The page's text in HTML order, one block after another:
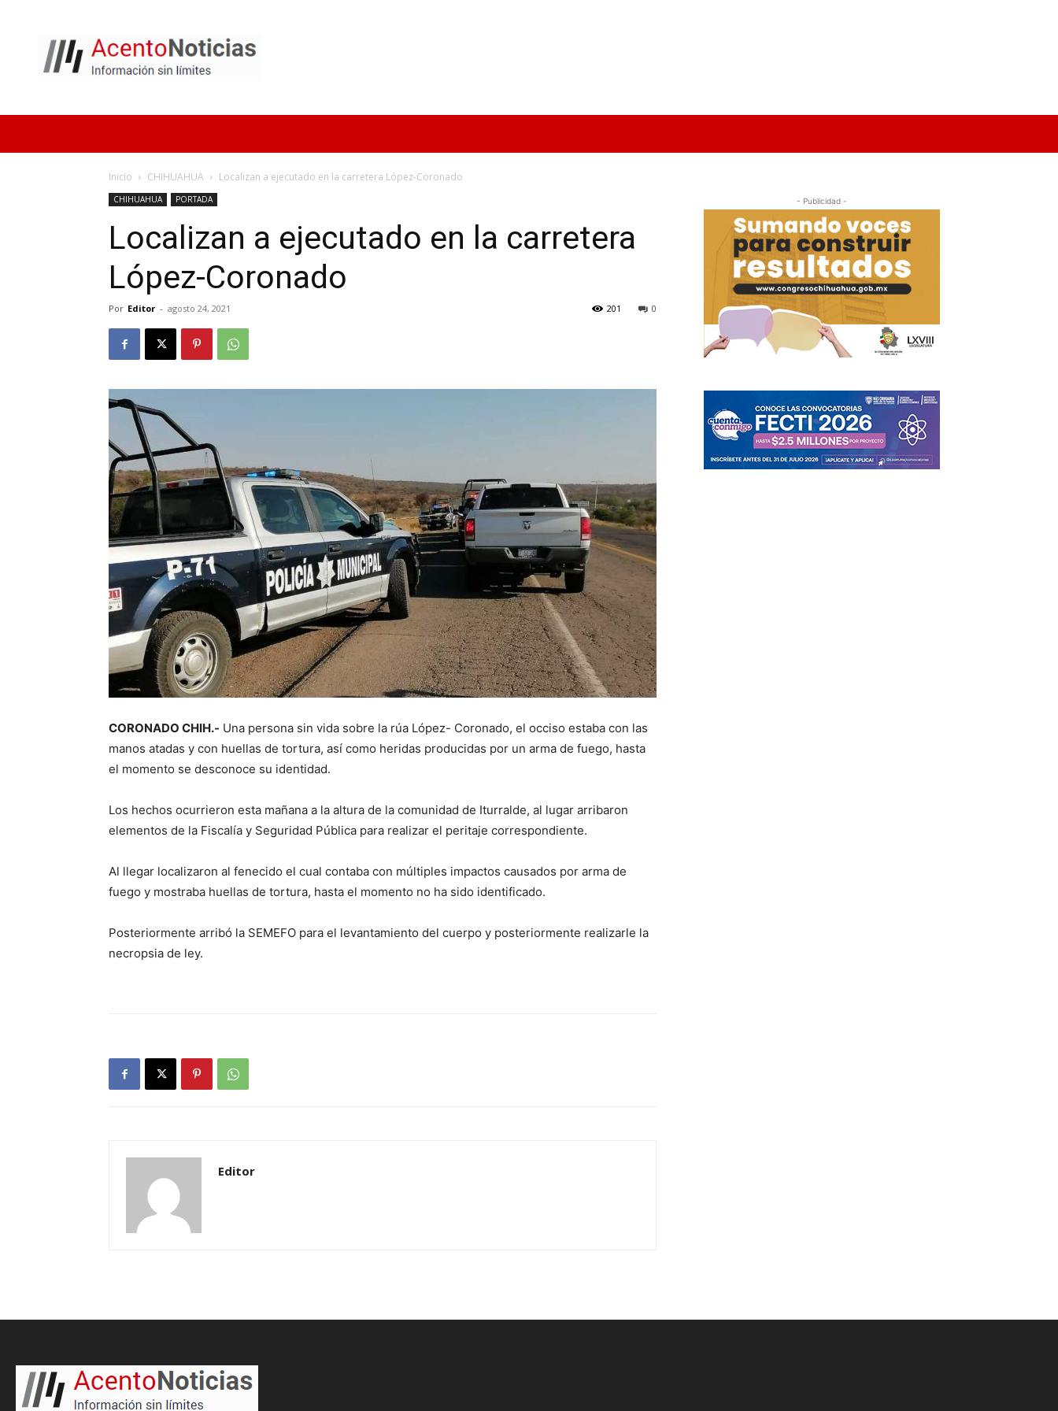
Noticias
Inicio CHIHUAHUA Localizan a ejecutado en la carretera López-Coronado
CHIHUAHUA PORTADA
Localizan a ejecutado en la carretera
López-Coronado
Por Editor - agosto 24, 2021 0
201
CORONADO CHIH.- Una persona sin vida sobre la rúa López- Coronado, el occiso estaba con las
manos atadas y con huellas de tortura, así como heridas producidas por un arma de fuego, hasta
el momento se desconoce su identidad.
Los hechos ocurrieron esta mañana a la altura de la comunidad de Iturralde, al lugar arribaron
elementos de la Fiscalía y Seguridad Pública para realizar el peritaje correspondiente.
Al llegar localizaron al fenecido el cual contaba con múltiples impactos causados por arma de
fuego y mostraba huellas de tortura, hasta el momento no ha sido identificado.
Posteriormente arribó la SEMEFO para el levantamiento del cuerpo y posteriormente realizarle la
necropsia de ley.
Editor
- Publicidad -